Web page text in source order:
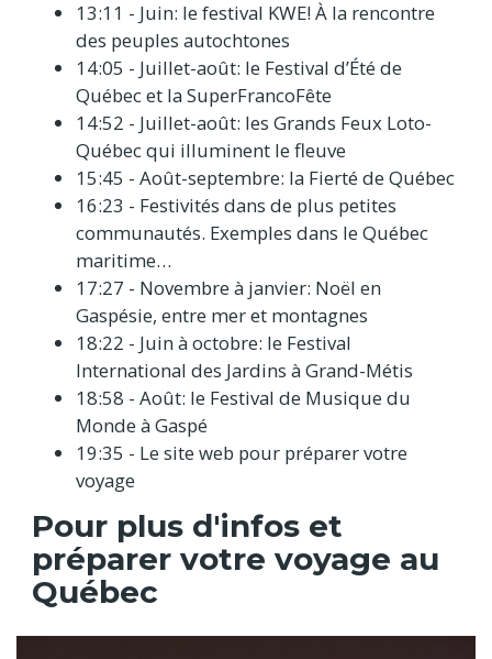
13:11 - Juin: le festival KWE! À la rencontre
des peuples autochtones
14:05 - Juillet-août: le Festival d’Été de
Québec et la SuperFrancoFête
14:52 - Juillet-août: les Grands Feux Loto-
Québec qui illuminent le fleuve
15:45 - Août-septembre: la Fierté de Québec
16:23 - Festivités dans de plus petites
communautés. Exemples dans le Québec
maritime…
17:27 - Novembre à janvier: Noël en
Gaspésie, entre mer et montagnes
18:22 - Juin à octobre: le Festival
International des Jardins à Grand-Métis
18:58 - Août: le Festival de Musique du
Monde à Gaspé
19:35 - Le site web pour préparer votre
voyage
Pour plus d'infos et
préparer votre voyage au
Québec